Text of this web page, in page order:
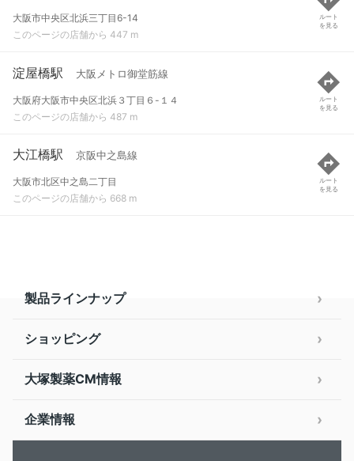
大阪市中央区北浜三丁目6-14
このページの店舗から 447 m
ルート
を見る
淀屋橋駅 大阪メトロ御堂筋線
大阪府大阪市中央区北浜３丁目６-１４
このページの店舗から 487 m
ルート
を見る
大江橋駅 京阪中之島線
大阪市北区中之島二丁目
このページの店舗から 668 m
ルート
を見る
製品ラインナップ
ショッピング
大塚製薬CM情報
企業情報